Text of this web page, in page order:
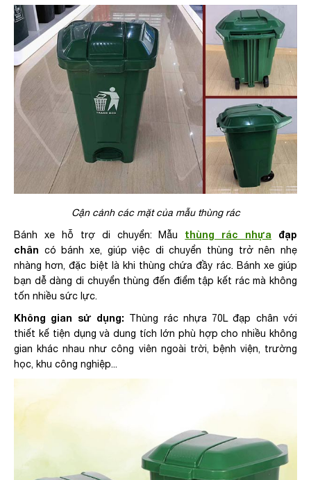
Cận cảnh các mặt của mẫu thùng rác
Bánh xe hỗ trợ di chuyển: Mẫu thùng rác nhựa đạp
chân có bánh xe, giúp việc di chuyển thùng trở nên nhẹ
nhàng hơn, đặc biệt là khi thùng chứa đầy rác. Bánh xe giúp
bạn dễ dàng di chuyển thùng đến điểm tập kết rác mà không
tốn nhiều sức lực.
Không gian sử dụng: Thùng rác nhựa 70L đạp chân với
thiết kế tiện dụng và dung tích lớn phù hợp cho nhiều không
gian khác nhau như công viên ngoài trời, bệnh viện, trường
học, khu công nghiệp...